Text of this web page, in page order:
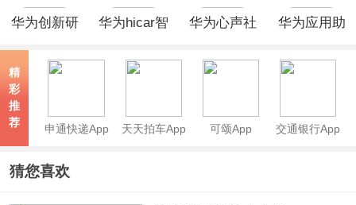
华为创新研
华为hicar智
华为心声社
华为应用助
版本
精
彩
推
荐
申通快递App 天天拍车App 可颂App 交通银行App
猜您喜欢